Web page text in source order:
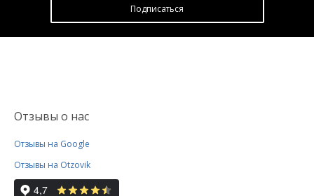
Подписатьcя
Отзывы о нас
Отзывы на Google
Отзывы на Otzovik